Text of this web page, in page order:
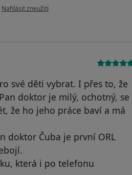
podle názoru uživatele Michal Jůza
Nahlásit zneužití
své děti vybrat. I přes to, že
doktor je milý, ochotný, se
že ho jeho práce baví a má
doktor Čuba je první ORL
která i po telefonu